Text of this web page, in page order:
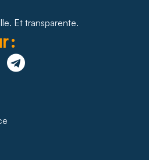
Et transparente.
: